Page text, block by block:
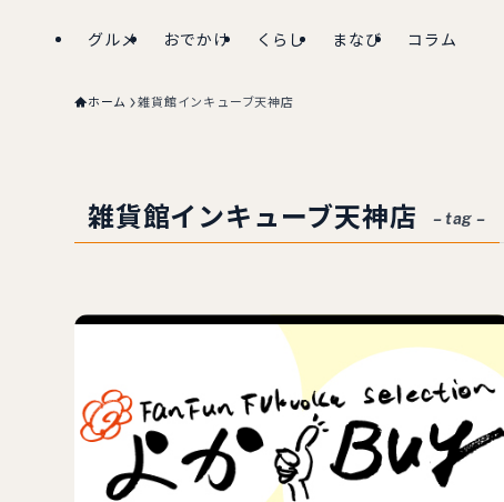
グルメ おでかけ くらし まなび コラム
ホーム 雑貨館インキューブ天神店
雑貨館インキューブ天神店 – tag –